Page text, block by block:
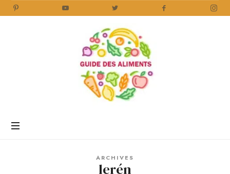
Aliments
ARCHIVES
lerén